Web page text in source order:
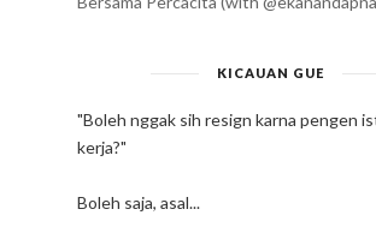
KICAUAN GUE
"Boleh nggak sih resign karna pengen
kerja?"
Boleh saja, asal...